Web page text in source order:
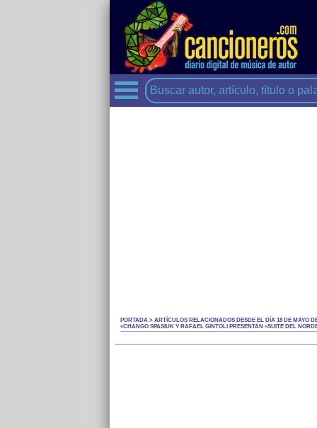
PORTADA > ARTÍCULOS RELACIONADOS DESDE EL DÍA 18 DE MAYO
«CHANGO SPASIUK Y RAFAEL GINTOLI PRESENTAN «SUITE DEL